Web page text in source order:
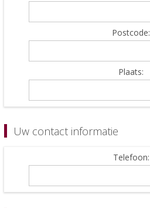
Postcode:
Plaats:
Uw contact informatie
Telefoon: